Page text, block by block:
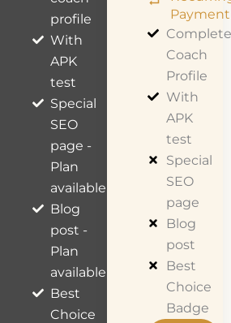
profile
With
APK
test
Special
SEO
page -
Plan
available
Blog
post -
Plan
available
Best
Choice
Payment
Complete
Coach
Profile
With
APK
test
Special
SEO
page
Blog
post
Best
Choice
Badge